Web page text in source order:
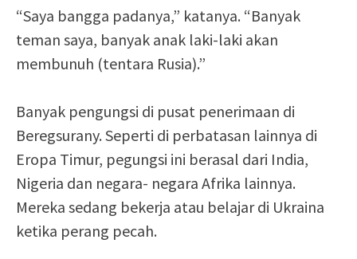
“Saya bangga padanya,” katanya. “Banyak
teman saya, banyak anak laki-laki akan
membunuh (tentara Rusia).”
Banyak pengungsi di pusat penerimaan di
Beregsurany. Seperti di perbatasan lainnya di
Eropa Timur, pegungsi ini berasal dari India,
Nigeria dan negara- negara Afrika lainnya.
Mereka sedang bekerja atau belajar di Ukraina
ketika perang pecah.